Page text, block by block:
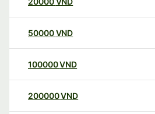
50000 VND
100000VND
200000VND